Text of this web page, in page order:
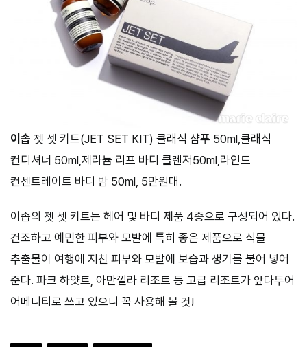
이솝 젯 셋 키트(JET SET KIT) 클래식 샴푸 50ml,클래식
컨디셔너 50ml,제라늄 리프 바디 클렌저50ml,라인드
컨센트레이트 바디 밤 50ml, 5만원대.
이솝의 젯 셋 키트는 헤어 및 바디 제품 4종으로 구성되어 있다.
건조하고 예민한 피부와 모발에 특히 좋은 제품으로 식물
추출물이 여행에 지친 피부와 모발에 보습과 생기를 불어 넣어
준다. 파크 하얏트, 아만낄라 리조트 등 고급 리조트가 앞다투어
어메니티로 쓰고 있으니 꼭 사용해 볼 것!